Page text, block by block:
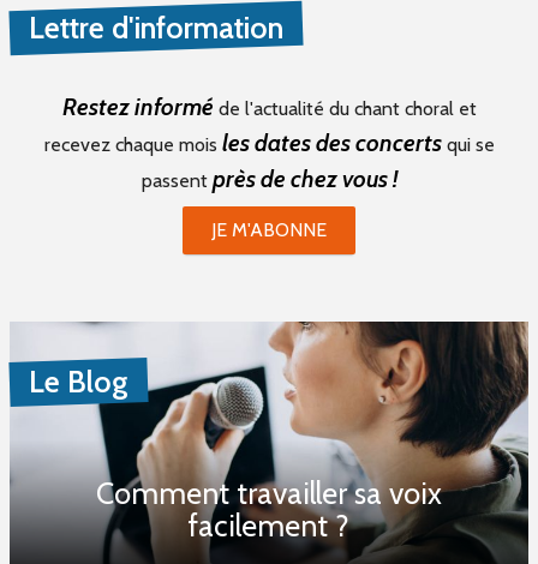
Lettre d'information
Restez informé de l'actualité du chant choral et
recevez chaque mois les dates des concertsqui se
passent près de chez vous !
JE M'ABONNE
Le Blog
Comment travailler sa voix
facilement ?